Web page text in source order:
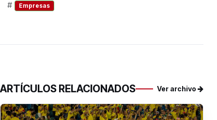
# Empresas
ARTÍCULOS RELACIONADOS Ver archivo